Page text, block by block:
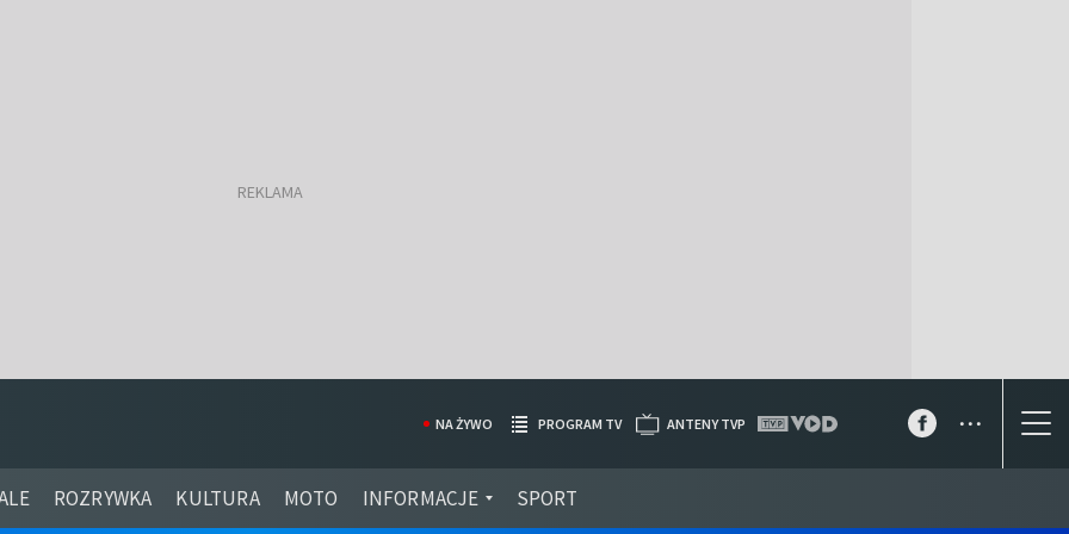
ROZRYWKA KULTURA MOTO INFORMACJE SPORT
NA ŻYWO PROGRAM TV ANTENY TVP ...